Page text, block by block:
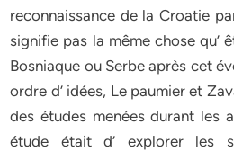
reconnaissance de la Croatie
signifie pas la même chose qu’
Bosniaque ou Serbe après cet
ordre d’ idées, Le paumier et
des études menées durant les
étude était d’ explorer les